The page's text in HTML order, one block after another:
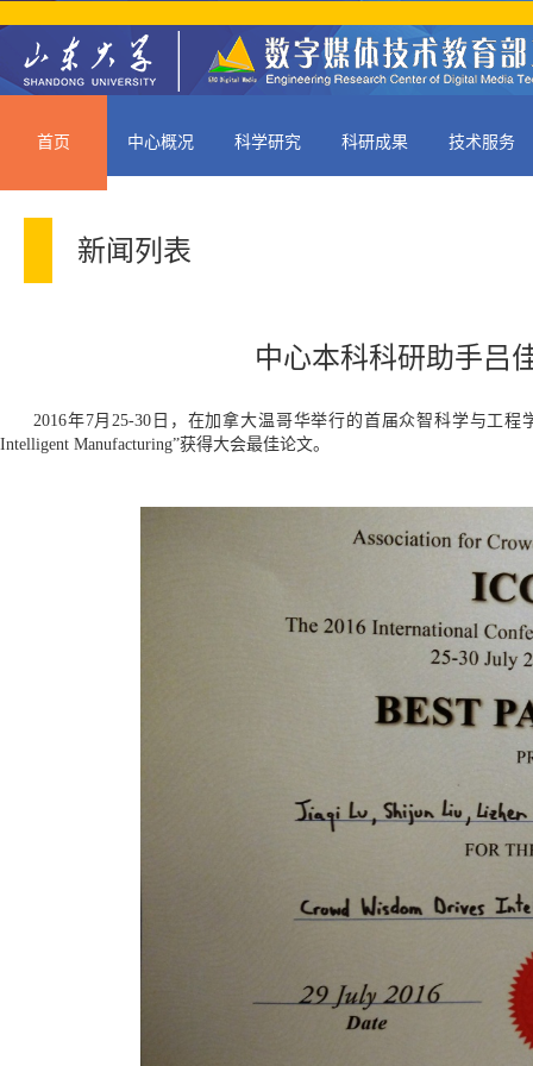
首页 中心概况 科学研究 科研成果 技术服务
新闻列表
中心本科科研助手吕
2016年7月25-30日，在加拿大温哥华举行的首届众智科学与工程
Intelligent Manufacturing”获得大会最佳论文。